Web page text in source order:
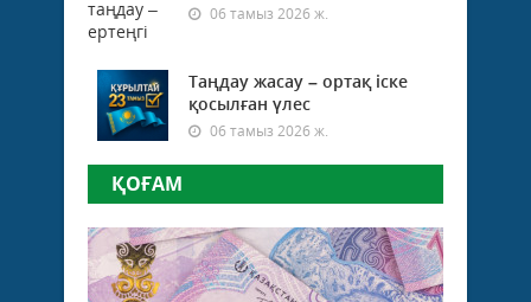
06 тамыз 2026 ж.
Таңдау жасау – ортақ іске
қосылған үлес
06 тамыз 2026 ж.
ҚОҒАМ